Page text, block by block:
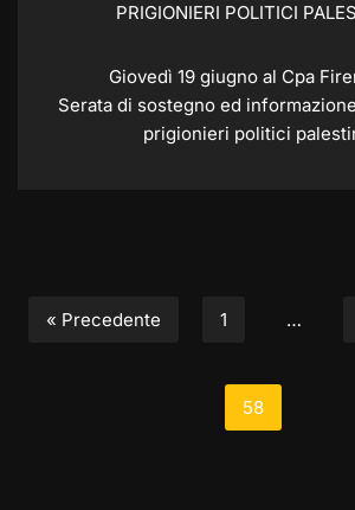
PRIGIONIERI POLITICI
Giovedì 19 giugno al Cpa
Serata di sostegno ed
prigionieri politici
« Precedente 1 …
58